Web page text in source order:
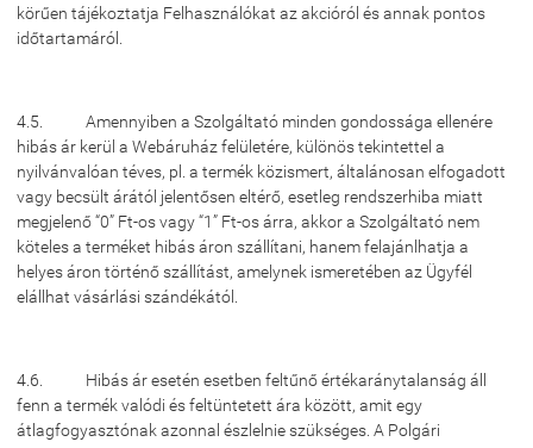
körűen tájékoztatja Felhasználókat az akcióról és annak pontos
időtartamáról.
4.5. Amennyiben a Szolgáltató minden gondossága ellenére
hibás ár kerül a Webáruház felületére, különös tekintettel a
nyilvánvalóan téves, pl. a termék közismert, általánosan elfogadott
vagy becsült árától jelentősen eltérő, esetleg rendszerhiba miatt
megjelenő “0” Ft-os vagy “1” Ft-os árra, akkor a Szolgáltató nem
köteles a terméket hibás áron szállítani, hanem felajánlhatja a
helyes áron történő szállítást, amelynek ismeretében az Ügyfél
elállhat vásárlási szándékától.
4.6. Hibás ár esetén esetben feltűnő értékaránytalanság áll
fenn a termék valódi és feltüntetett ára között, amit egy
átlagfogyasztónak azonnal észlelnie szükséges. A Polgári